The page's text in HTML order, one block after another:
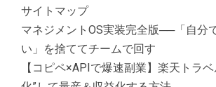
サイトマップ
マネジメントOS実装完全版──「自分
い」を捨ててチームで回す
【コピペ×APIで爆速副業】楽天トラ